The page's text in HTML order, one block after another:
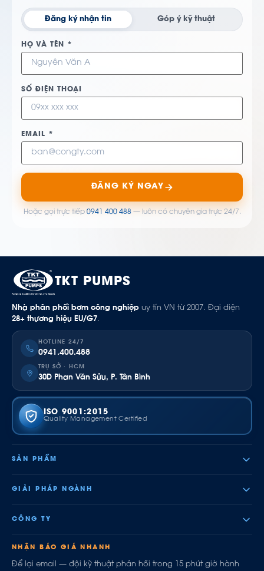
Đăng ký nhận tin Góp ý kỹ thuật
HỌ VÀ TÊN *
SỐ ĐIỆN THOẠI
EMAIL *
ĐĂNG KÝ NGAY
Hoặc gọi trực tiếp 0941 400 488— luôn có chuyên gia trực 24/7.
TKT PUMPS
Nhà phân phối bơm công nghiệp uy tín VN từ 2007. Đại diện
28+ thương hiệu EU/G7.
HOTLINE 24/7
0941.400.488
TRỤ SỞ · HCM
30D Phan Văn Sửu, P. Tân Bình
ISO 9001:2015
Quality Management Certified
SẢN PHẨM
GIẢI PHÁP NGÀNH
CÔNG TY
NHẬN BÁO GIÁ NHANH
Để lại email — đội kỹ thuật phản hồi trong 15 phút giờ hành